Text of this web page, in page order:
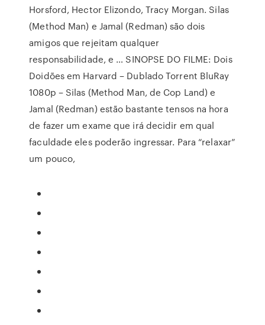
Horsford, Hector Elizondo, Tracy Morgan. Silas
(Method Man) e Jamal (Redman) são dois
amigos que rejeitam qualquer
responsabilidade, e … SINOPSE DO FILME: Dois
Doidões em Harvard – Dublado Torrent BluRay
1080p – Silas (Method Man, de Cop Land) e
Jamal (Redman) estão bastante tensos na hora
de fazer um exame que irá decidir em qual
faculdade eles poderão ingressar. Para “relaxar”
um pouco,